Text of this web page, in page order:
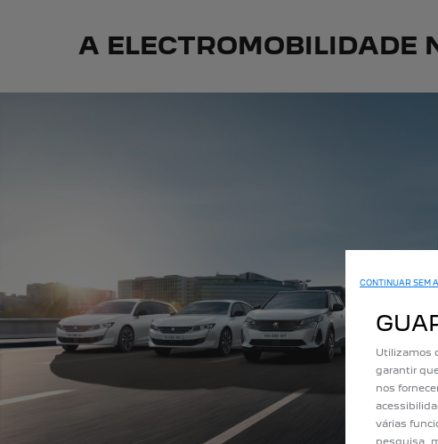
A ELECTROMOBILIDADE
CONTINUAR SEM
Utilizamos
garantir
nos
várias
pesquisa,